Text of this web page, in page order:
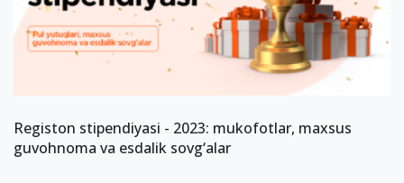
Registon stipendiyasi - 2023: mukofotlar, maxsus
guvohnoma va esdalik sovg‘alar